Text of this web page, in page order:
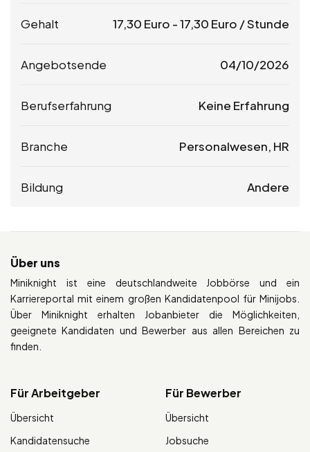
Gehalt 17,30 Euro -17,30 Euro / Stunde
Angebotsende 04/10/2026
Berufserfahrung Keine Erfahrung
Branche Personalwesen, HR
Bildung Andere
Über uns
Miniknight ist eine deutschlandweite Jobbörse und ein
Karriereportal mit einem großen Kandidatenpool für Minijobs.
Über Miniknight erhalten Jobanbieter die Möglichkeiten,
geeignete Kandidaten und Bewerber aus allen Bereichen zu
finden.
Für Arbeitgeber
Übersicht
Kandidatensuche
Für Bewerber
Übersicht
Jobsuche